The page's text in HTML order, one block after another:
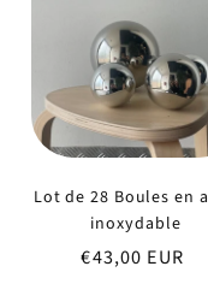
Lot de 28 Boules en
inoxydable
Prix
€43,00 EUR